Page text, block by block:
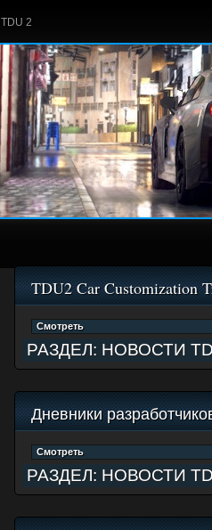
TDU 2
TDU2 Car Customization
РАЗДЕЛ: НОВОСТИ
Дневники
РАЗДЕЛ: НОВОСТИ